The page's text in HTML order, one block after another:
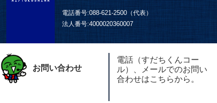
電話番号:088-621-2500（代表）
法人番号:4000020360007
お問い合わせ
電話（すだちくんコー
ル）、メールでのお問い
合わせはこちらから。